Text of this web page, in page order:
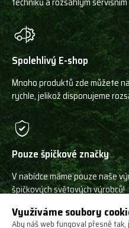
Spolehlivý E-shop
Mnoho produktů zde můžete
rychle, jelikož disponujeme
Pouze špičkové značky
V nabídce máme pouze naše
špičkových světových výrobců!
Využíváme soubory
Aby náš web fungoval přesně